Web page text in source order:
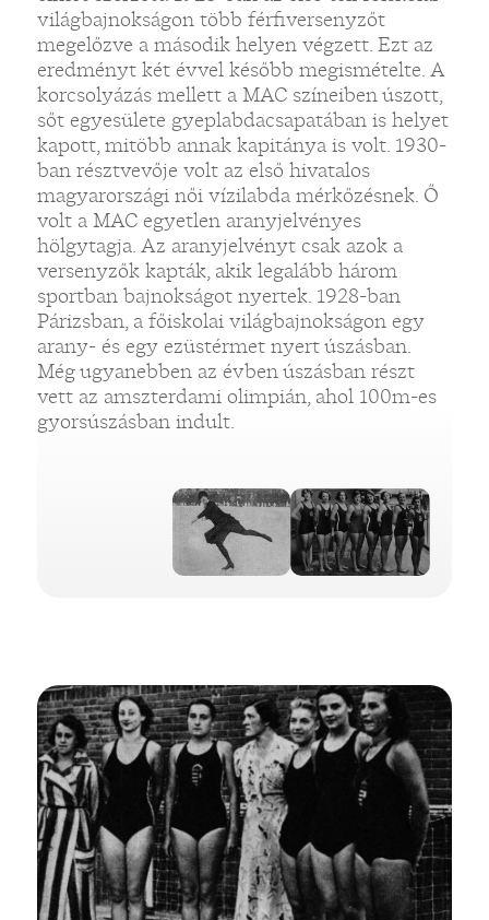
világbajnokságon több férfiversenyzőt
megelőzve a második helyen végzett. Ezt az
eredményt két évvel később megismételte. A
korcsolyázás mellett a MAC színeiben úszott,
sőt egyesülete gyeplabdacsapatában is helyet
kapott, mitöbb annak kapitánya is volt. 1930-
ban résztvevője volt az első hivatalos
magyarországi női vízilabda mérkőzésnek. Ő
volt a MAC egyetlen aranyjelvényes
hölgytagja. Az aranyjelvényt csak azok a
versenyzők kapták, akik legalább három
sportban bajnokságot nyertek. 1928-ban
Párizsban, a főiskolai világbajnokságon egy
arany- és egy ezüstérmet nyert úszásban.
Még ugyanebben az évben úszásban részt
vett az amszterdami olimpián, ahol 100m-es
gyorsúszásban indult.